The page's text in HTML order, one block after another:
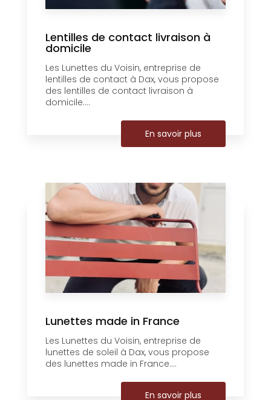
Lentilles de contact livraison à
domicile
Les Lunettes du Voisin, entreprise de
lentilles de contact à Dax, vous propose
des lentilles de contact livraison à
domicile....
En savoir plus
Lunettes made in France
Les Lunettes du Voisin, entreprise de
lunettes de soleil à Dax, vous propose
des lunettes made in France....
En savoir plus